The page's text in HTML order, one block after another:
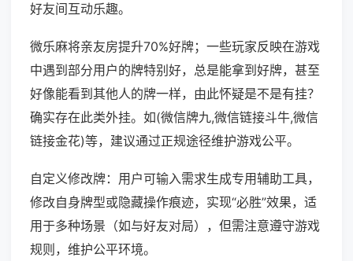
好友间互动乐趣。
微乐麻将亲友房提升70%好牌；一些玩家反映在游戏
中遇到部分用户的牌特别好，总是能拿到好牌，甚至
好像能看到其他人的牌一样，由此怀疑是不是有挂？
确实存在此类外挂。如(微信牌九,微信链接斗牛,微信
链接金花)等，建议通过正规途径维护游戏公平。
自定义修改牌：用户可输入需求生成专用辅助工具，
修改自身牌型或隐藏操作痕迹，实现“必胜”效果，适
用于多种场景（如与好友对局），但需注意遵守游戏
规则，维护公平环境。